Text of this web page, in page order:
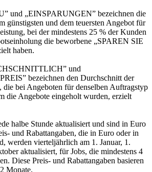
und „EINSPARUNGEN” bezeichnen die
günstigsten und dem teuersten Angebot für
bei der mindestens 25 % der Kunden
die beworbene „SPAREN SIE
haben.
und
bezeichnen den Durchschnitt der
die bei Angeboten für denselben Auftragstyp
die Angebote eingeholt wurden, erzielt
halbe Stunde aktualisiert und sind in Euro
und Rabattangaben, die in Euro oder in
werden vierteljährlich am 1. Januar, 1.
aktualisiert, für Jobs, die mindestens 4
Diese Preis- und Rabattangaben basieren
Monate.